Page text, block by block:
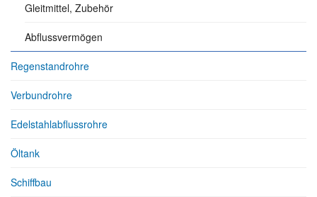
Gleitmittel, Zubehör
Abflussvermögen
Regenstandrohre
Verbundrohre
Edelstahlabflussrohre
Öltank
Schiffbau